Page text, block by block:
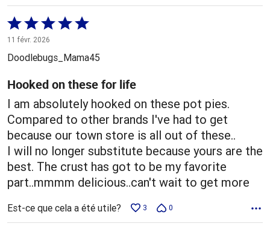
Coté
5 sur
5
11 févr. 2026
Doodlebugs_Mama45
Hooked on these for life
I am absolutely hooked on these pot pies.
Compared to other brands I've had to get
because our town store is all out of these..
I will no longer substitute because yours are the
best. The crust has got to be my favorite
part..mmmm delicious..can't wait to get more
Est-ce que cela a été utile? 3 0